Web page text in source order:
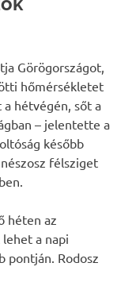
Görögországot,
hőmérsékletet
hétvégén, sőt a
– jelentette a
később
félsziget
héten az
a napi
pontján. Rodosz